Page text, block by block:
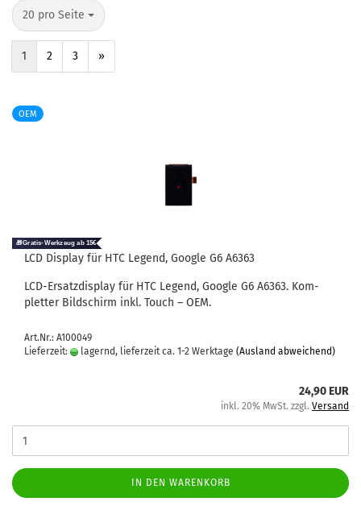
20 pro Seite
1 2 3 »
OEM
LCD Dis­play für HTC Le­gend, Goog­le G6 A6363
LCD-​Ersatzdisplay für HTC Le­gend, Goog­le G6 A6363. Kom­
plet­ter Bild­schirm inkl. Touch – OEM.
Art.Nr.: A100049
Lieferzeit:
lagernd, lieferzeit ca. 1-2 Werktage (Ausland abweichend)
24,90 EUR
inkl. 20% MwSt. zzgl. Versand
IN DEN WARENKORB